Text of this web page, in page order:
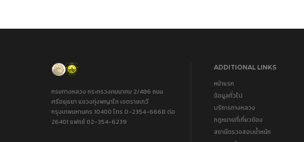
กรมทางหลวง กระทรวงคมนาคม 2/486 ถนน
ศรีอยุธยา แขวงทุ่งพญาไท เขตราชเทวี
กรุงเทพมหานคร 10400 โทร 0-2354-6668 ต่อ
26401 แฟกซ์ 02-354-6239
ADDITIONAL LINKS
หน้าแรก
ข้อมูลทั่วไป
บริการทางหลวง
กฎหมายที่เกี่ยวข้อง
สถานีตรวจสอบน้ำหนัก